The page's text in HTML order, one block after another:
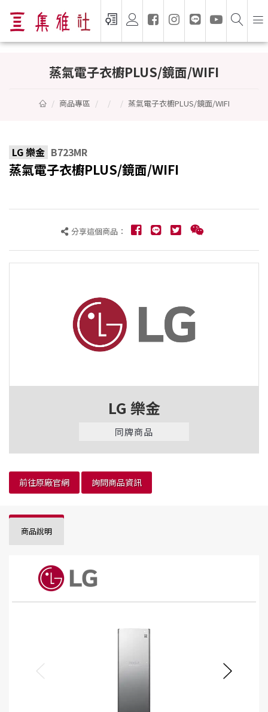
蒸氣電子衣櫥PLUS/鏡面/WIFI - LG 樂金
蒸氣電子衣櫥PLUS/鏡面/WIFI
商品專區 蒸氣電子衣櫥PLUS/鏡面/WIFI
LG 樂金 B723MR
蒸氣電子衣櫥PLUS/鏡面/WIFI
分享這個商品：
LG 樂金
同牌商品
前往原廠官網 詢問商品資訊
商品說明